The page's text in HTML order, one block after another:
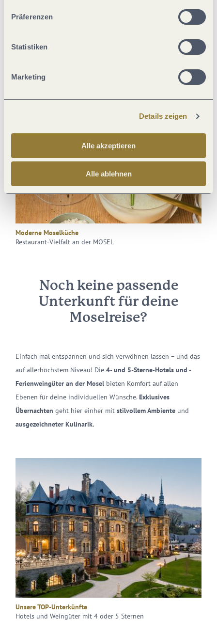
Präferenzen
Statistiken
Marketing
Details zeigen
Alle akzeptieren
Alle ablehnen
Gekrönte Spitzenrestaurants
Moderne Moselküche
Restaurant-Vielfalt an der MOSEL
Noch keine passende
Unterkunft für deine
Moselreise?
Einfach mal entspannen und sich verwöhnen lassen – und das
auf allerhöchstem Niveau! Die 4- und 5-Sterne-Hotels und -
Ferienweingüter an der Mosel bieten Komfort auf allen
Ebenen für deine individuellen Wünsche.Exklusives
Übernachten geht hier einher mit stilvollem Ambiente und
ausgezeichneter Kulinarik.
Unsere TOP-Unterkünfte
Hotels und Weingüter mit 4 oder 5 Sternen